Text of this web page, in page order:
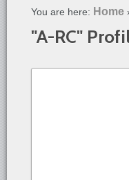
You are here: Home
"A-RC"